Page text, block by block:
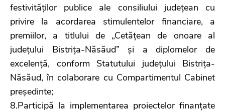
festivităților publice ale consiliului județean cu
privire la acordarea stimulentelor financiare, a
premiilor, a titlului de „Cetățean de onoare al
județului Bistrița-Năsăud” și a diplomelor de
excelență, conform Statutului județului Bistrița-
Năsăud, în colaborare cu Compartimentul Cabinet
președinte;
8.Participă la implementarea proiectelor finanțate